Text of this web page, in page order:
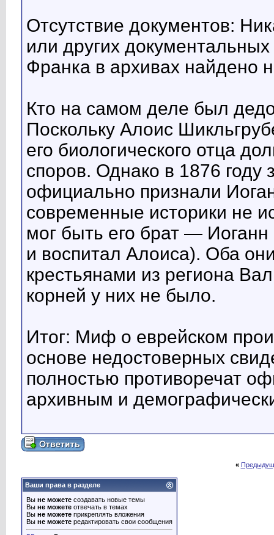
Отсутствие документов:
или других
Франка в архивах найдено
Кто на самом деле был
Поскольку Алоис
его биологического отца
споров. Однако в 1876
официально признали
современные историки не
мог быть его брат —
и воспитал Алоиса). Оба
крестьянами из региона
корней у них не было.
Итог: Миф о еврейском
основе недостоверных
полностью противоречат
архивным и
«
Ваши права в разделе
Вы не можете создавать новые темы
Вы не можете отвечать в темах
Вы не можете прикреплять вложения
Вы не можете редактировать свои сообщения